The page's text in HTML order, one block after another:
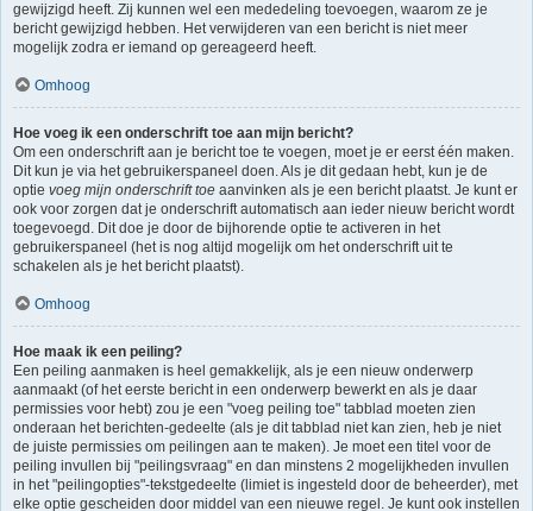
gewijzigd heeft. Zij kunnen wel een mededeling toevoegen, waarom ze je
bericht gewijzigd hebben. Het verwijderen van een bericht is niet meer
mogelijk zodra er iemand op gereageerd heeft.
Omhoog
Hoe voeg ik een onderschrift toe aan mijn bericht?
Om een onderschrift aan je bericht toe te voegen, moet je er eerst één maken.
Dit kun je via het gebruikerspaneel doen. Als je dit gedaan hebt, kun je de
optie voeg mijn onderschrift toe aanvinken als je een bericht plaatst. Je kunt er
ook voor zorgen dat je onderschrift automatisch aan ieder nieuw bericht wordt
toegevoegd. Dit doe je door de bijhorende optie te activeren in het
gebruikerspaneel (het is nog altijd mogelijk om het onderschrift uit te
schakelen als je het bericht plaatst).
Omhoog
Hoe maak ik een peiling?
Een peiling aanmaken is heel gemakkelijk, als je een nieuw onderwerp
aanmaakt (of het eerste bericht in een onderwerp bewerkt en als je daar
permissies voor hebt) zou je een "voeg peiling toe" tabblad moeten zien
onderaan het berichten-gedeelte (als je dit tabblad niet kan zien, heb je niet
de juiste permissies om peilingen aan te maken). Je moet een titel voor de
peiling invullen bij "peilingsvraag" en dan minstens 2 mogelijkheden invullen
in het "peilingopties"-tekstgedeelte (limiet is ingesteld door de beheerder), met
elke optie gescheiden door middel van een nieuwe regel. Je kunt ook instellen